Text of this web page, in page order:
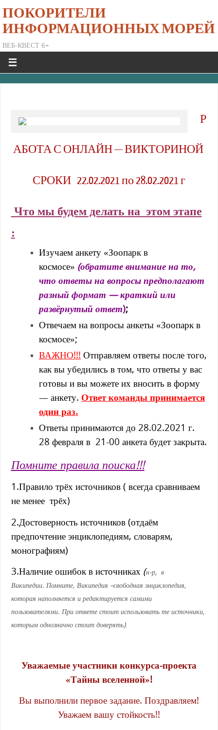
ПОКОРИТЕЛИ
ИНФОРМАЦИОННЫХ МОРЕЙ
ВЕБ-КВЕСТ 6+
Р
АБОТА С ОНЛАЙН — ВИКТОРИНОЙ
СРОКИ 22.02.2021 по 28.02.2021 г
Что мы будем делать на этом этапе
:
Изучаем анкету «Зоопарк в
космосе» (обратите внимание на то,
что ответы на вопросы предполагают
разный формат — краткий или
развёрнутый ответ);
Отвечаем на вопросы анкеты «Зоопарк в
космосе»;
ВАЖНО!!! Отправляем ответы после того,
как вы убедились в том, что ответы у вас
готовы и вы можете их вносить в форму
— анкету. Ответ команды принимается
один раз.
Ответы принимаются до 28.02.2021 г.
28 февраля в 21-00 анкета будет закрыта.
Помните правила поиска!!!
1.Правило трёх источников ( всегда сравниваем
не менее трёх)
2.Достоверность источников (отдаём
предпочтение энциклопедиям, словарям,
монографиям)
3.Наличие ошибок в источниках (н-р, в
Википедии. Помните, Википедия –свободная энциклопедия,
которая наполняется и редактируется самими
пользователями. При ответе стоит использовать те источники,
которым однозначно стоит доверять).
Уважаемые участники конкурса-проекта
«Тайны вселенной»!
Вы выполнили первое задание. Поздравляем!
Уважаем вашу стойкость!!